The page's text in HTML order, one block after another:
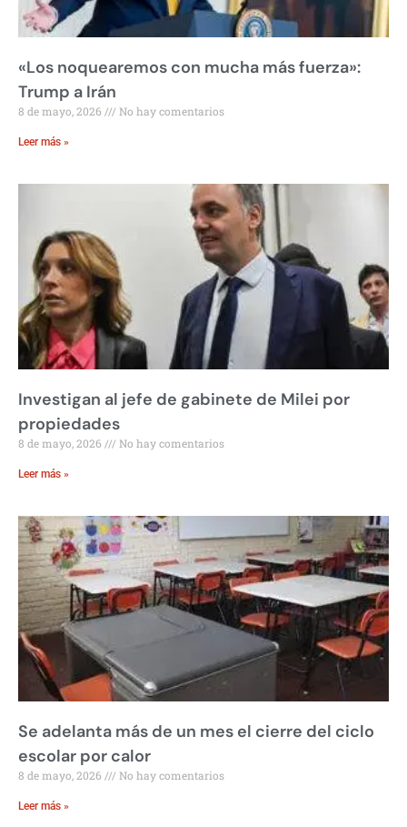
«Los noquearemos con mucha más fuerza»:
Trump a Irán
8 de mayo, 2026 No hay comentarios
Leer más »
Investigan al jefe de gabinete de Milei por
propiedades
8 de mayo, 2026 No hay comentarios
Leer más »
Se adelanta más de un mes el cierre del ciclo
escolar por calor
8 de mayo, 2026 No hay comentarios
Leer más »